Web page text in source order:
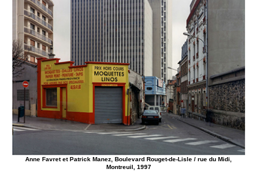
Anne Favret et Patrick Manez, Boulevard Rouget-de-Lisle / rue du Midi,
Montreuil, 1997